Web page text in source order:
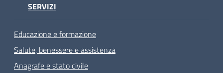
SERVIZI
Educazione e formazione
Salute, benessere e assistenza
Anagrafe e stato civile